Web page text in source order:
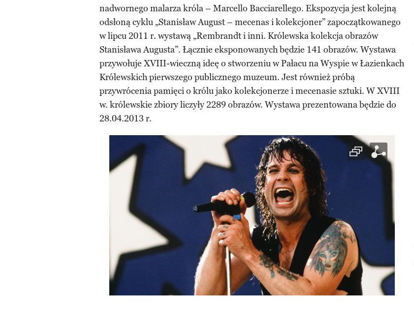
nadwornego malarza króla – Marcello Bacciarellego. Ekspozycja jest kolejną
odsłoną cyklu „Stanisław August – mecenas i kolekcjoner” zapoczątkowanego
w lipcu 2011 r. wystawą „Rembrandt i inni. Królewska kolekcja obrazów
Stanisława Augusta”. Łącznie eksponowanych będzie 141 obrazów. Wystawa
przywołuje XVIII-wieczną ideę o stworzeniu w Pałacu na Wyspie w Łazienkach
Królewskich pierwszego publicznego muzeum. Jest również próbą
przywrócenia pamięci o królu jako kolekcjonerze i mecenasie sztuki. W XVIII
w. królewskie zbiory liczyły 2289 obrazów. Wystawa prezentowana będzie do
28.04.2013 r.